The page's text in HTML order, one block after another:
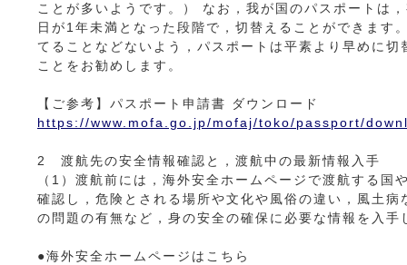
ことが多いようです。） なお，我が国のパスポートは
日が1年未満となった段階で，切替えることができます
てることなどないよう，パスポートは平素より早めに切
ことをお勧めします。
【ご参考】パスポート申請書 ダウンロード
https://www.mofa.go.jp/mofaj/toko/passport/
2 渡航先の安全情報確認と，渡航中の最新情報入手
（1）渡航前には，海外安全ホームページで渡航する国
確認し，危険とされる場所や文化や風俗の違い，風土病
の問題の有無など，身の安全の確保に必要な情報を入手
●海外安全ホームページはこちら